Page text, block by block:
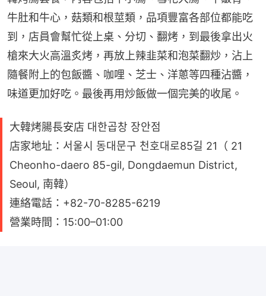
牛肚和牛心，菇類和根莖類，品項豐富各部位都能吃
到，店員會幫忙從上桌、分切、翻烤，到最後拿出火
槍來大火高溫炙烤，再放上辣韭菜和泡菜翻炒，沾上
隨餐附上的包飯醬、咖哩、芝士、洋蔥等四種沾醬，
味道更加好吃。最後再用炒飯做一個完美的收尾。
大韓烤腸長安店 대한곱창 장안점
店家地址：서울시 동대문구 천호대로85길 21（ 21
Cheonho-daero 85-gil, Dongdaemun District,
Seoul, 南韓）
連絡電話：+82-70-8285-6219
營業時間：15:00–01:00